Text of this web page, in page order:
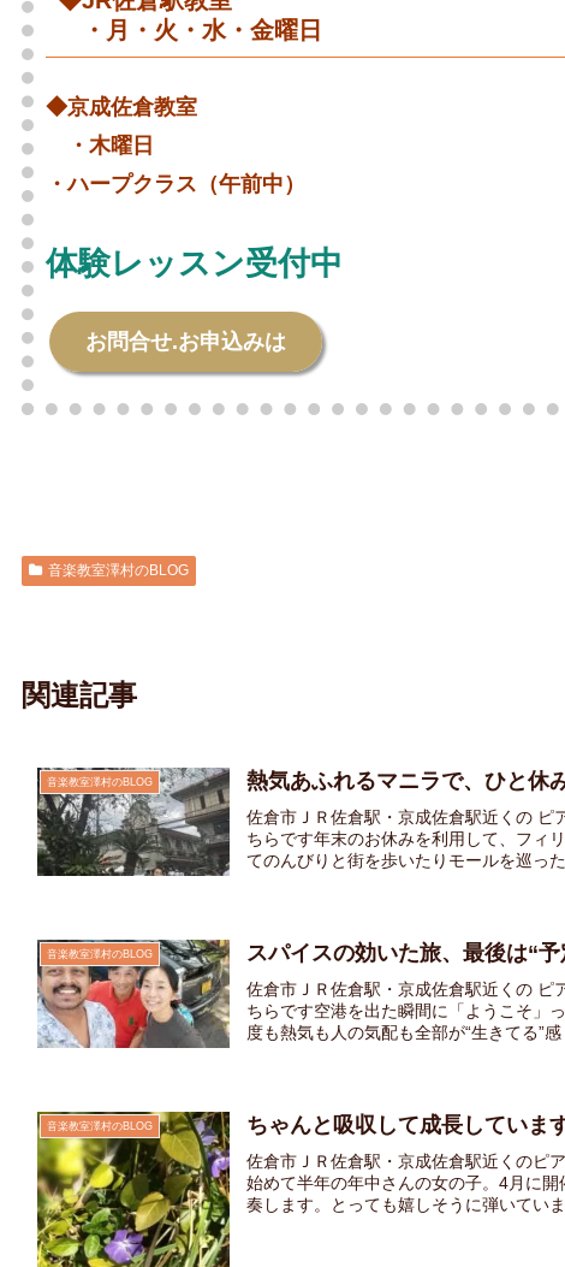
・月・火・水・金曜日
◆京成佐倉教室
・木曜日
・ハープクラス（午前中）
体験レッスン受付中
お問合せ.お申込みは
音楽教室澤村のBLOG
関連記事
音楽教室澤村のBLOG 熱気あふれるマニラで、ひと休
佐倉市ＪＲ佐倉駅・京成佐倉駅近くの ピ
ちらです年末のお休みを利用して、フィ
てのんびりと街を歩いたりモールを巡った
音楽教室澤村のBLOG スパイスの効いた旅、最後は“
佐倉市ＪＲ佐倉駅・京成佐倉駅近くの ピ
ちらです空港を出た瞬間に「ようこそ」
度も熱気も人の気配も全部が“生きてる”感
音楽教室澤村のBLOG ちゃんと吸収して成長していま
佐倉市ＪＲ佐倉駅・京成佐倉駅近くのピ
始めて半年の年中さんの女の子。4月に
奏します。とっても嬉しそうに弾いていま